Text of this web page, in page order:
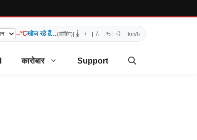
--°Cखोज रहे हैं...(लोडिंग)| 🌡️ --/-- | 💧 --% | 💨 -- km/h
कारोबार Support